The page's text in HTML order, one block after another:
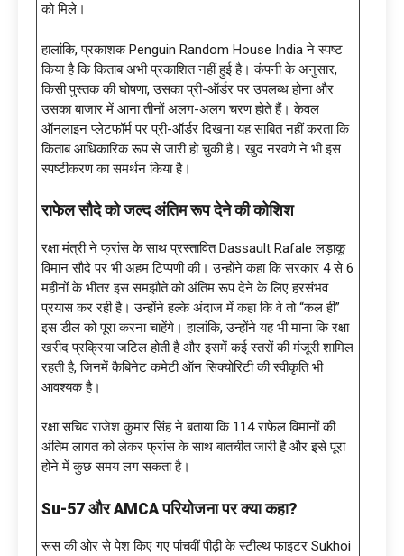
को मिले।
हालांकि, प्रकाशक Penguin Random House India ने स्पष्ट
किया है कि किताब अभी प्रकाशित नहीं हुई है। कंपनी के अनुसार,
किसी पुस्तक की घोषणा, उसका प्री-ऑर्डर पर उपलब्ध होना और
उसका बाजार में आना तीनों अलग-अलग चरण होते हैं। केवल
ऑनलाइन प्लेटफॉर्म पर प्री-ऑर्डर दिखना यह साबित नहीं करता कि
किताब आधिकारिक रूप से जारी हो चुकी है। खुद नरवणे ने भी इस
स्पष्टीकरण का समर्थन किया है।
राफेल सौदे को जल्द अंतिम रूप देने की कोशिश
रक्षा मंत्री ने फ्रांस के साथ प्रस्तावित Dassault Rafale लड़ाकू
विमान सौदे पर भी अहम टिप्पणी की। उन्होंने कहा कि सरकार 4 से 6
महीनों के भीतर इस समझौते को अंतिम रूप देने के लिए हरसंभव
प्रयास कर रही है। उन्होंने हल्के अंदाज में कहा कि वे तो “कल ही”
इस डील को पूरा करना चाहेंगे। हालांकि, उन्होंने यह भी माना कि रक्षा
खरीद प्रक्रिया जटिल होती है और इसमें कई स्तरों की मंजूरी शामिल
रहती है, जिनमें कैबिनेट कमेटी ऑन सिक्योरिटी की स्वीकृति भी
आवश्यक है।
रक्षा सचिव राजेश कुमार सिंह ने बताया कि 114 राफेल विमानों की
अंतिम लागत को लेकर फ्रांस के साथ बातचीत जारी है और इसे पूरा
होने में कुछ समय लग सकता है।
Su-57 और AMCA परियोजना पर क्या कहा?
रूस की ओर से पेश किए गए पांचवीं पीढ़ी के स्टील्थ फाइटर Sukhoi